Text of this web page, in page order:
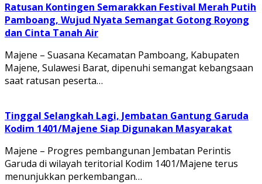
Ratusan Kontingen Semarakkan Festival Merah Putih
Pamboang, Wujud Nyata Semangat Gotong Royong
dan Cinta Tanah Air
Majene – Suasana Kecamatan Pamboang, Kabupaten
Majene, Sulawesi Barat, dipenuhi semangat kebangsaan
saat ratusan peserta…
Tinggal Selangkah Lagi, Jembatan Gantung Garuda
Kodim 1401/Majene Siap Digunakan Masyarakat
Majene – Progres pembangunan Jembatan Perintis
Garuda di wilayah teritorial Kodim 1401/Majene terus
menunjukkan perkembangan…